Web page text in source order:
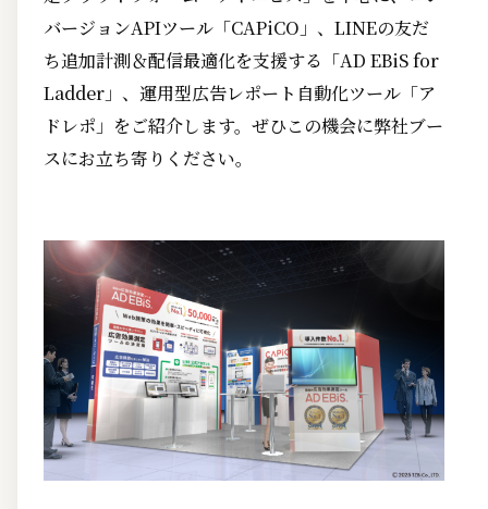
バージョンAPIツール「CAPiCO」、LINEの友だ
ち追加計測＆配信最適化を支援する「AD EBiS for
Ladder」、運用型広告レポート自動化ツール「ア
ドレポ」をご紹介します。ぜひこの機会に弊社ブー
スにお立ち寄りください。